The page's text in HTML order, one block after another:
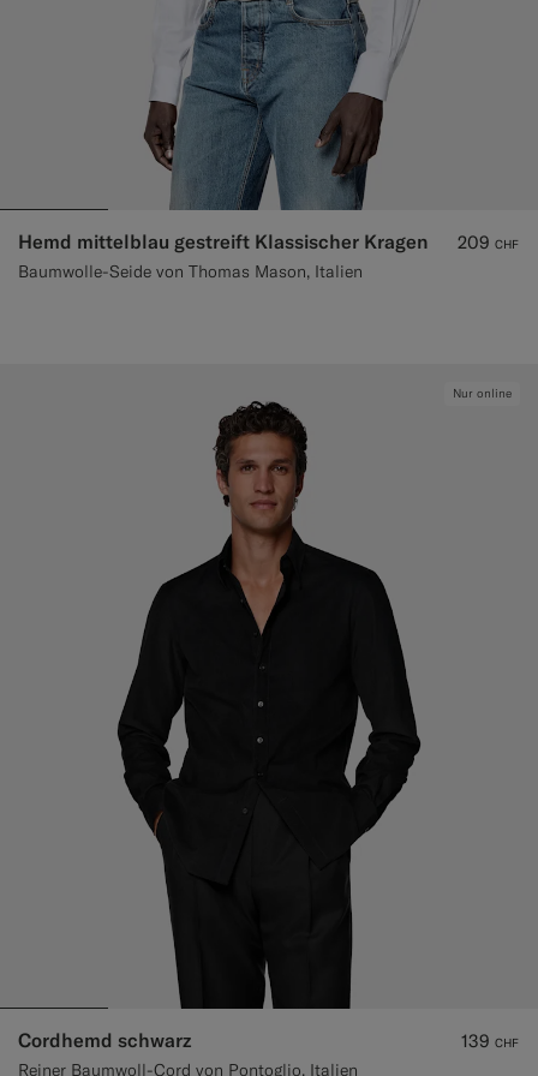
Hemd mittelblau gestreift Klassischer Kragen
Baumwolle-Seide von Thomas Mason, Italien
209 CHF
Nur online
Cordhemd schwarz
Reiner Baumwoll-Cord von Pontoglio, Italien
139 CHF